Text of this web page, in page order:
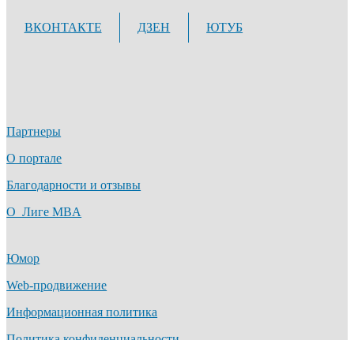
ВКОНТАКТЕ ДЗЕН ЮТУБ
Партнеры
О портале
Благодарности и отзывы
О Лиге MBA
Юмор
Web-продвижение
Информационная политика